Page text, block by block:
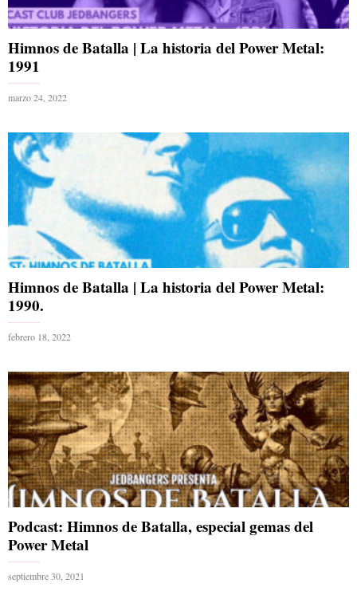
Himnos de Batalla | La historia del Power Metal:
1991
marzo 24, 2022
Himnos de Batalla | La historia del Power Metal:
1990.
febrero 18, 2022
Podcast: Himnos de Batalla, especial gemas del
Power Metal
septiembre 30, 2021